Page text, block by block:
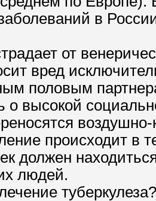
в
от
вред
половым
о высокой
происходит в
должен
людей.